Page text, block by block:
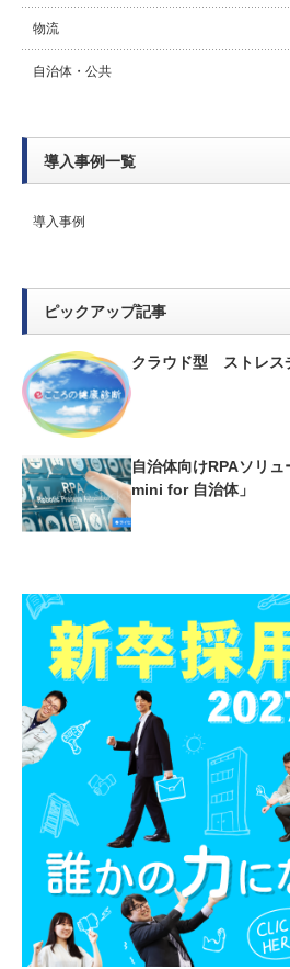
物流
自治体・公共
導入事例一覧
導入事例
ピックアップ記事
クラウド型 ストレス
自治体向けRPAソリ
mini for 自治体」